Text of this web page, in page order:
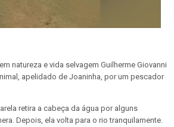
natureza e vida selvagem Guilherme Giovanni
apelidado de Joaninha, por um pescador
retira a cabeça da água por alguns
Depois, ela volta para o rio tranquilamente.